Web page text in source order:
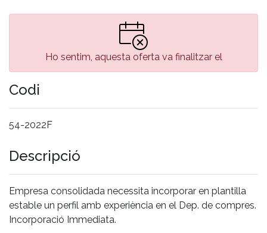
Ho sentim, aquesta oferta va finalitzar el
Codi
54-2022F
Descripció
Empresa consolidada necessita incorporar en plantilla
estable un perfil amb experiència en el Dep. de compres.
Incorporació Immediata.